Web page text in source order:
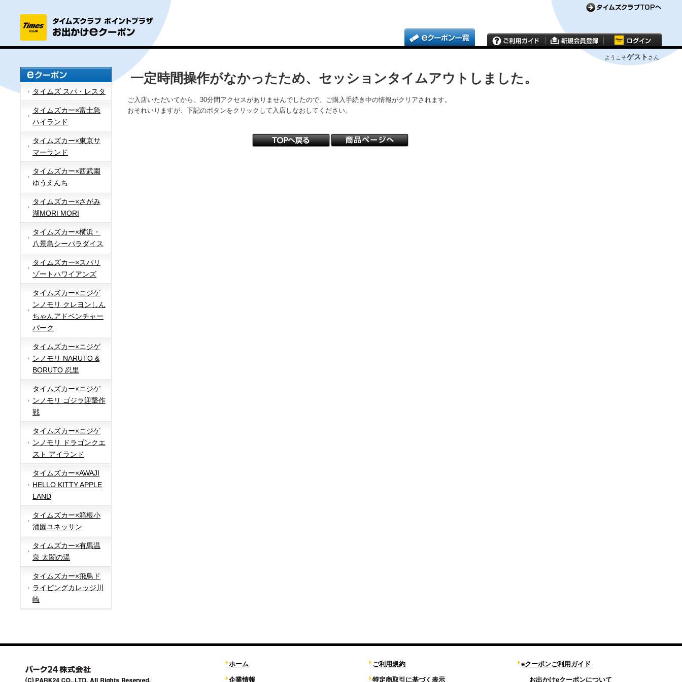
ようこそゲスト さん
タイムズ スパ・レスタ
タイムズカー×富士急
ハイランド
タイムズカー×東京サ
マーランド
タイムズカー×西武園
ゆうえんち
タイムズカー×さがみ
湖MORI MORI
タイムズカー×横浜・
八景島シーパラダイス
タイムズカー×スパリ
ゾートハワイアンズ
タイムズカー×ニジゲ
ンノモリ クレヨンしん
ちゃんアドベンチャー
パーク
タイムズカー×ニジゲ
ンノモリ NARUTO &
BORUTO 忍里
タイムズカー×ニジゲ
ンノモリ ゴジラ迎撃作
戦
タイムズカー×ニジゲ
ンノモリ ドラゴンクエ
スト アイランド
タイムズカー×AWAJI
HELLO KITTY APPLE
LAND
タイムズカー×箱根小
涌園ユネッサン
タイムズカー×有馬温
泉 太閤の湯
タイムズカー×飛鳥ド
ライビングカレッジ川
崎
一定時間操作がなかったため、セッションタイムアウトしました。
ご入店いただいてから、30分間アクセスがありませんでしたので、ご購入手続き中の情報がクリアされます。
おそれいりますが、下記のボタンをクリックして入店しなおしてください。
ホーム
企業情報
ご利用規約
特定商取引に基づく表示
eクーポンご利用ガイド
お出かけeクーポンについて